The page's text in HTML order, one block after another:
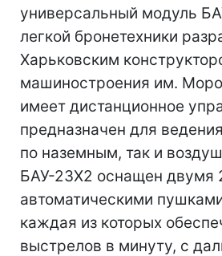
универсальный модуль
легкой бронетехники
Харьковским
машиностроения им.
имеет дистанционное
предназначен для
по наземным, так и
БАУ-23Х2 оснащен двумя
автоматическими
каждая из которых
выстрелов в минуту, с